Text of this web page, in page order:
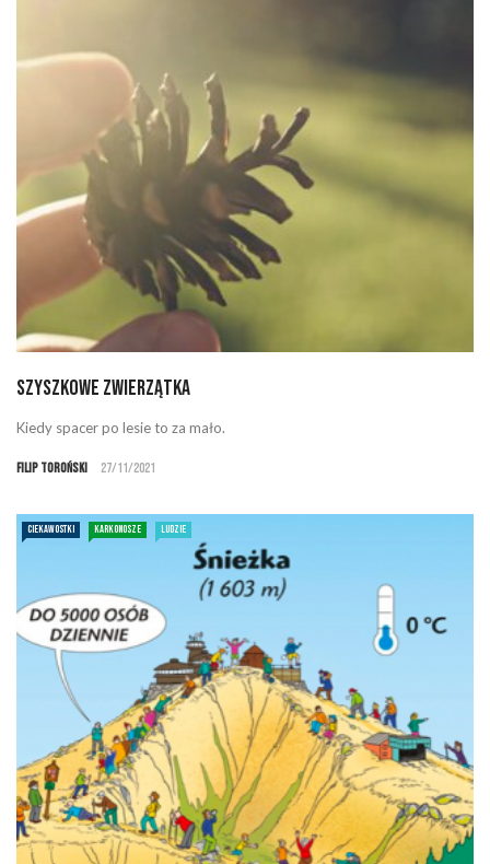
Szyszkowe Zwierzątka
Kiedy spacer po lesie to za mało.
Filip Toroński 27/11/2021
CIEKAWOSTKI KARKONOSZE LUDZIE